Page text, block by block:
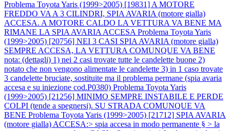
Problema Toyota Yaris (1999>2005) [19831] A MOTORE
FREDDO VA A 3 CILINDRI, SPIA AVARIA (motore gialla)
ACCESA. A MOTORE CALDO LA VETTURA VA BENE MA
RIMANE LA SPIA AVARIA ACCESA Problema Toyota Yaris
(1999>2005) [20756] NEI 3 CASI SPIA AVARIA (motore gialla)
SEMPRE ACCESA, LA VETTURA COMUNQUE VA BENE
nota: (dettagli) 1) nei 2 casi trovate tutte le candelette buone 2)
notato che non vengono alimentate le candelette 3) in 1 caso trovate
3 candelette bruciate, sostituite ma il problema permane (spia avaria
accesa e su iniezione cod.P0380) Problema Toyota Yaris
(1999>2005) [21256] MINIMO SEMPRE INSTABILE E PERDE
COLPI (tende a spegnersi). SU STRADA COMUNQUE VA
BENE Problema Toyota Yaris (1999>2005) [21712] SPIA AVARIA
(motore gialla) ACCESA:> spia accesa in modo permanente § > la